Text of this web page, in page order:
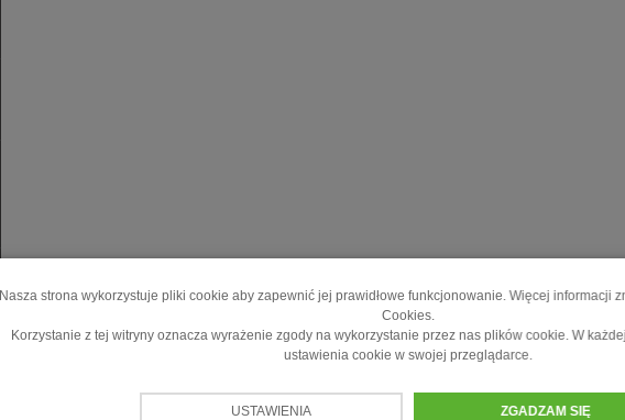
Nasza strona wykorzystuje pliki cookie aby zapewnić jej prawidłowe funkcjonowanie. Więcej informacji
Cookies.
Korzystanie z tej witryny oznacza wyrażenie zgody na wykorzystanie przez nas plików cookie. W
ustawienia cookie w swojej przeglądarce.
USTAWIENIA ZGADZAM SIĘ